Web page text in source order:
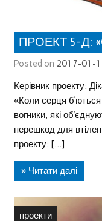
ПРОЕКТ 5-Д:
Posted on 2017-01-
Керівник проекту:
«Коли серця
вогники, які
перешкод для
проекту: […]
» Читати далі
проекти